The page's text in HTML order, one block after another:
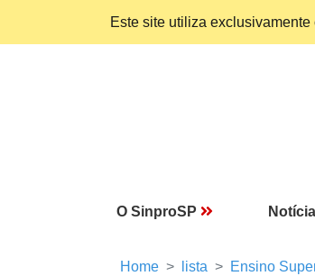
Este site utiliza
O SinproSP
Home lista Ensino